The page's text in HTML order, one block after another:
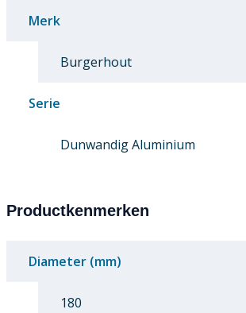
Merk
Burgerhout
Serie
Dunwandig Aluminium
Productkenmerken
Diameter (mm)
180